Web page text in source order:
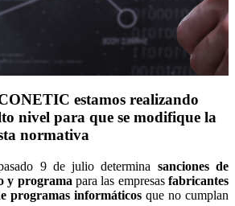
estamos realizando
nivel para que se modifique la
normativa
9 de julio determina sanciones de
y programa para las empresasfabricantes
programas informáticos que no cumplan